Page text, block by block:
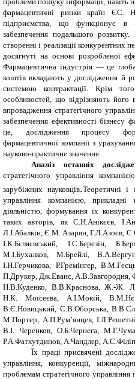
фармацевтичні ринки країн ЄС.
підприємства, що функціонує
забезпечення подальшого
створенні і реалізації
досягнуті на основі розробленої
Фармацевтична індустрія — це
коштів вкладають у дослідження й
системою контрактації. Крім
особливостей, що відрізняють його
впровадження стратегічного
забезпечення ефективності бізнесу
це, дослідження процесу
фармацевтичної компанії з
науково-практичне значення.
Аналіз останніх
стратегічного управління
зарубіжних науковців.Теоретичні і
управління компанією,
діяльністю, формування їх
таких авторів, як С.Н.Анікєєв,
Л.І.Абалкін, Є.М. Азарян, Г.Л.Азоєв,
І.К.Бєляєвський, І.С.Березін,
М.І.Бухалков, М.Брейлі,
І.Н.Герчикова, Р.Гремінгер,
П.Друкер, Дж.Еванс, А.В.Завгородня,
Н.В.Куденко, В.В.Краснова, Ж.-Ж.
Н.К. Моїсеєва, А.І.Мокій,
В.Є.Новицький, С.В.Оборська,
М.Портер, А.П.Рум’янцев,
В.І. Черенков, О.Б.Чернега,
Р.А.Фатхутдинов, А.Чандлер,
Їх праці присвячені
управління, конкуренції,
проблемам стратегічного управління